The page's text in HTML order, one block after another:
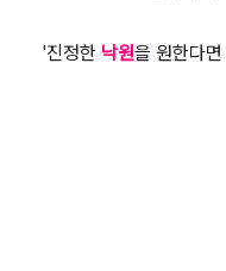
'진정한 낙원을 원한다면